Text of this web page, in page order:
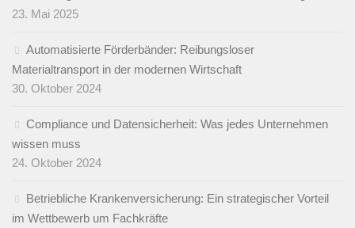
23. Mai 2025
Automatisierte Förderbänder: Reibungsloser
Materialtransport in der modernen Wirtschaft
30. Oktober 2024
Compliance und Datensicherheit: Was jedes Unternehmen
wissen muss
24. Oktober 2024
Betriebliche Krankenversicherung: Ein strategischer Vorteil
im Wettbewerb um Fachkräfte